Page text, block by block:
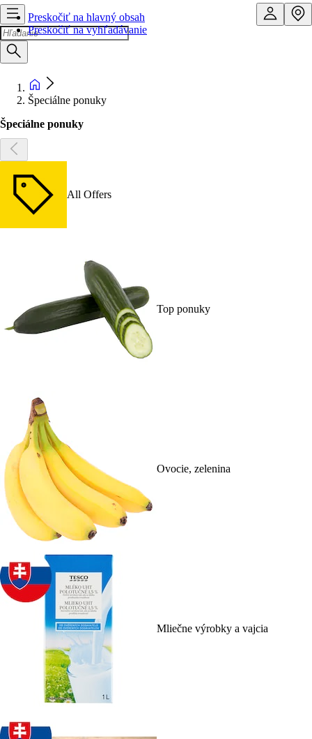
Preskočiť na hlavný obsah
Preskočiť na vyhľadávanie
Špeciálne ponuky
Špeciálne ponuky
All Offers
Top ponuky
Ovocie, zelenina
Mliečne výrobky a vajcia